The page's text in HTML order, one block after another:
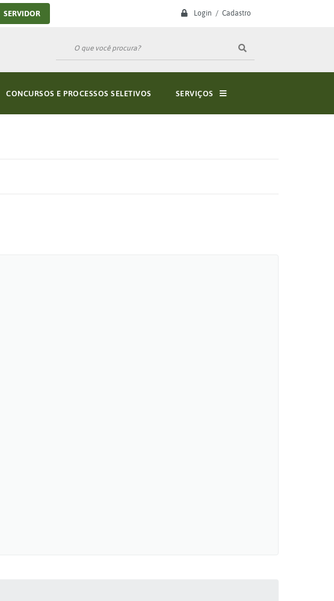
Login / Cadastro
SERVIDOR
CONCURSOS E PROCESSOS SELETIVOS SERVIÇOS